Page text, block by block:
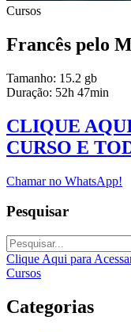
Cursos
Francês pelo
Tamanho: 15.2 gb
Duração: 52h 47min
CLIQUE
CURSO E
Chamar no WhatsApp!
Pesquisar
Clique Aqui para
Cursos
Categorias